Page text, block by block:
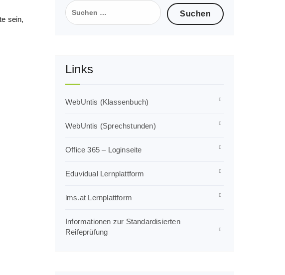
sein,
Suchen
nach:
Links
WebUntis (Klassenbuch)
WebUntis (Sprechstunden)
Office 365 – Loginseite
Eduvidual Lernplattform
lms.at Lernplattform
Informationen zur Standardisierten
Reifeprüfung